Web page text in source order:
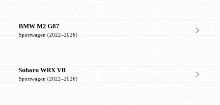
BMW M2 G87
Sportwagen (2022–2026)
Subaru WRX VB
Sportwagen (2022–2026)